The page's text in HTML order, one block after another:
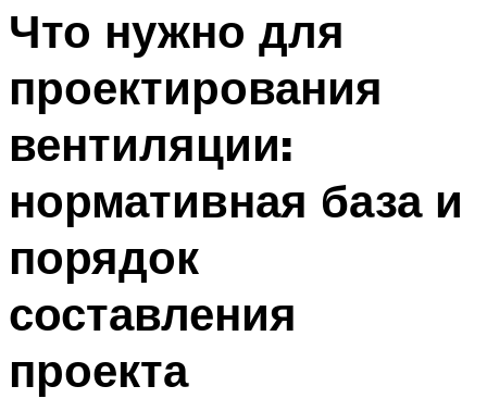
Меню
Что нужно для
проектирования
вентиляции:
нормативная база и
порядок
составления
проекта